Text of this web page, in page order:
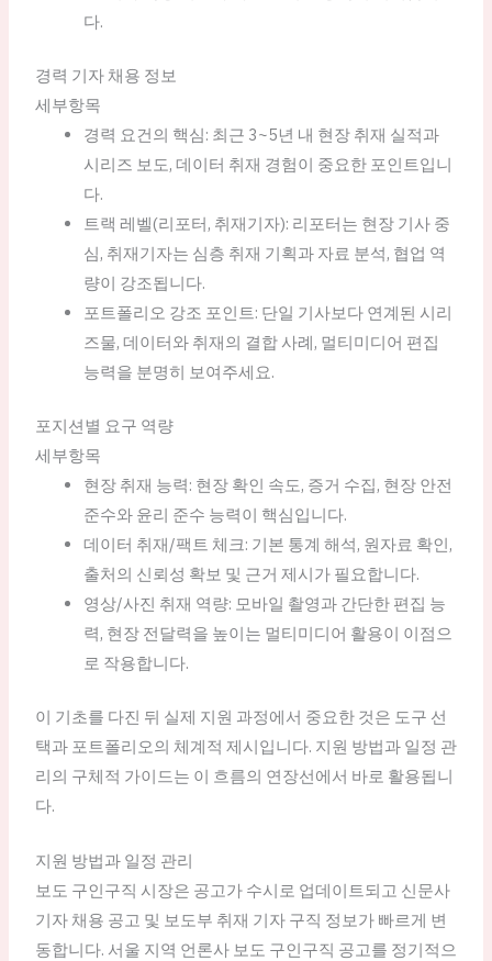
다.
경력 기자 채용 정보
세부항목
경력 요건의 핵심: 최근 3~5년 내 현장 취재 실적과
시리즈 보도, 데이터 취재 경험이 중요한 포인트입니
다.
트랙 레벨(리포터, 취재기자): 리포터는 현장 기사 중
심, 취재기자는 심층 취재 기획과 자료 분석, 협업 역
량이 강조됩니다.
포트폴리오 강조 포인트: 단일 기사보다 연계된 시리
즈물, 데이터와 취재의 결합 사례, 멀티미디어 편집
능력을 분명히 보여주세요.
포지션별 요구 역량
세부항목
현장 취재 능력: 현장 확인 속도, 증거 수집, 현장 안전
준수와 윤리 준수 능력이 핵심입니다.
데이터 취재/팩트 체크: 기본 통계 해석, 원자료 확인,
출처의 신뢰성 확보 및 근거 제시가 필요합니다.
영상/사진 취재 역량: 모바일 촬영과 간단한 편집 능
력, 현장 전달력을 높이는 멀티미디어 활용이 이점으
로 작용합니다.
이 기초를 다진 뒤 실제 지원 과정에서 중요한 것은 도구 선
택과 포트폴리오의 체계적 제시입니다. 지원 방법과 일정 관
리의 구체적 가이드는 이 흐름의 연장선에서 바로 활용됩니
다.
지원 방법과 일정 관리
보도 구인구직 시장은 공고가 수시로 업데이트되고 신문사
기자 채용 공고 및 보도부 취재 기자 구직 정보가 빠르게 변
동합니다. 서울 지역 언론사 보도 구인구직 공고를 정기적으